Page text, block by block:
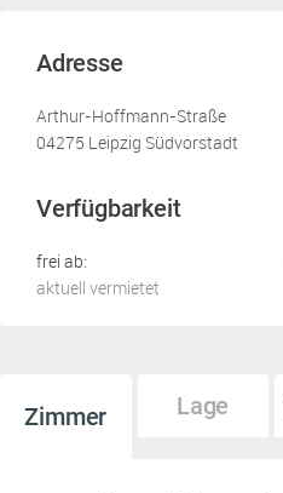
Adresse
Arthur-Hoffmann-Straße
04275 Leipzig Südvorstadt
Verfügbarkeit
frei ab:
aktuell vermietet
Zimmer Lage